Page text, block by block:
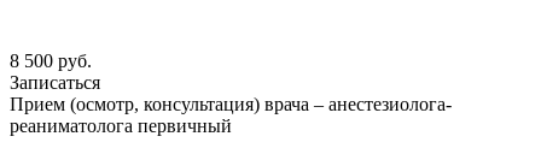
8 500 руб.
Записаться
Прием (осмотр, консультация) врача – анестезиолога-
реаниматолога первичный